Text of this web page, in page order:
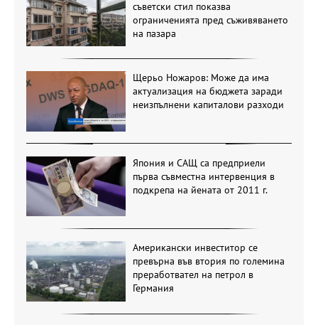
съветски стил показва
ограниченията пред съживяването
на пазара
Щерьо Ножаров: Може да има
актуализация на бюджета заради
неизпълнени капиталови разходи
Япония и САЩ са предприели
първа съвместна интервенция в
подкрепа на йената от 2011 г.
Американски инвеститор се
превърна във втория по големина
преработвател на петрол в
Германия